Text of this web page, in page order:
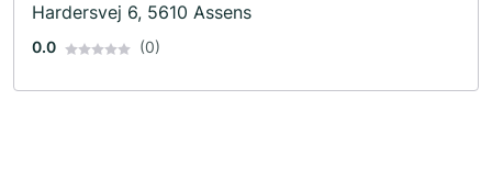
Hardersvej 6, 5610 Assens
0.0 (0)